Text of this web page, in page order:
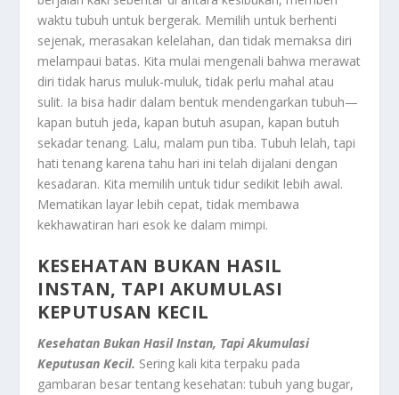
waktu tubuh untuk bergerak. Memilih untuk berhenti
sejenak, merasakan kelelahan, dan tidak memaksa diri
melampaui batas. Kita mulai mengenali bahwa merawat
diri tidak harus muluk-muluk, tidak perlu mahal atau
sulit. Ia bisa hadir dalam bentuk mendengarkan tubuh—
kapan butuh jeda, kapan butuh asupan, kapan butuh
sekadar tenang. Lalu, malam pun tiba. Tubuh lelah, tapi
hati tenang karena tahu hari ini telah dijalani dengan
kesadaran. Kita memilih untuk tidur sedikit lebih awal.
Mematikan layar lebih cepat, tidak membawa
kekhawatiran hari esok ke dalam mimpi.
KESEHATAN BUKAN HASIL
INSTAN, TAPI AKUMULASI
KEPUTUSAN KECIL
Kesehatan Bukan Hasil Instan, Tapi Akumulasi
Keputusan Kecil. Sering kali kita terpaku pada
gambaran besar tentang kesehatan: tubuh yang bugar,